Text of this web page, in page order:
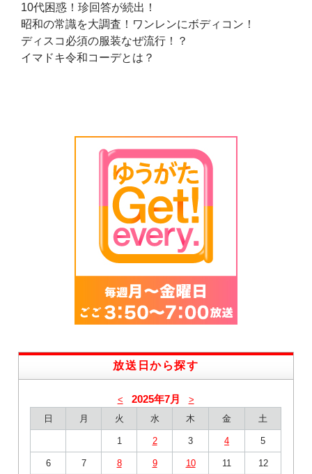
10代困惑！珍回答が続出！
昭和の常識を大調査！ワンレンにボディコン！
ディスコ必須の服装なぜ流行！？
イマドキ令和コーデとは？
放送日から探す
< 2025年7月
>
日
月 火 水 木 金 土
1 2 3 4 5
6 7 8 9 10 11 12